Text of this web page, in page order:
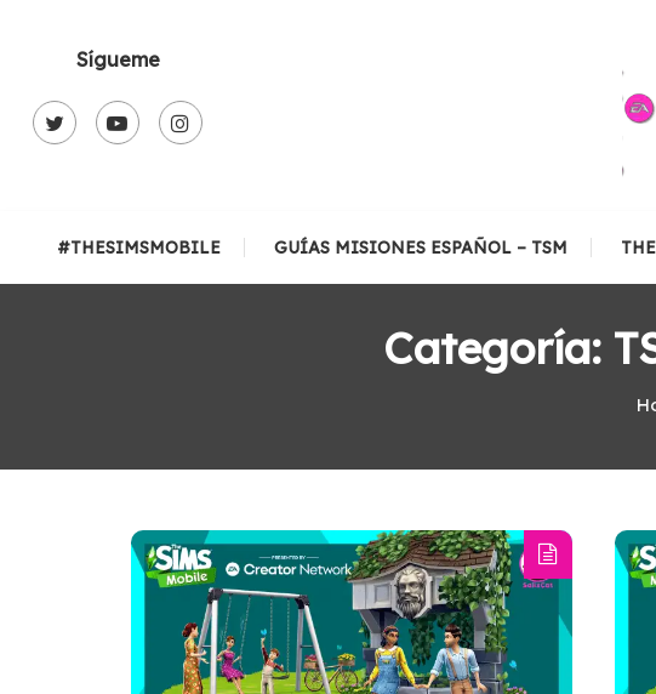
Sígueme
#THESIMSMOBILE GUÍAS MISIONES ESPAÑOL – TSM
Categoría: